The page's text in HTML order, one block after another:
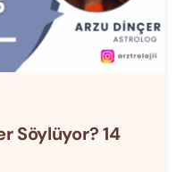
Söylüyor? 14